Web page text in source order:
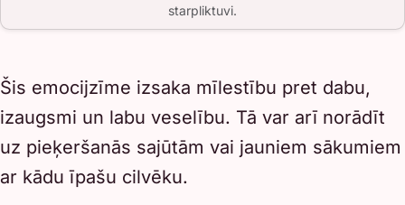
starpliktuvi.
Šis emocijzīme izsaka mīlestību pret dabu,
izaugsmi un labu veselību. Tā var arī norādīt
uz pieķeršanās sajūtām vai jauniem sākumiem
ar kādu īpašu cilvēku.